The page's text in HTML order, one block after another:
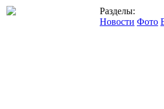
Разделы:
Новости Фото